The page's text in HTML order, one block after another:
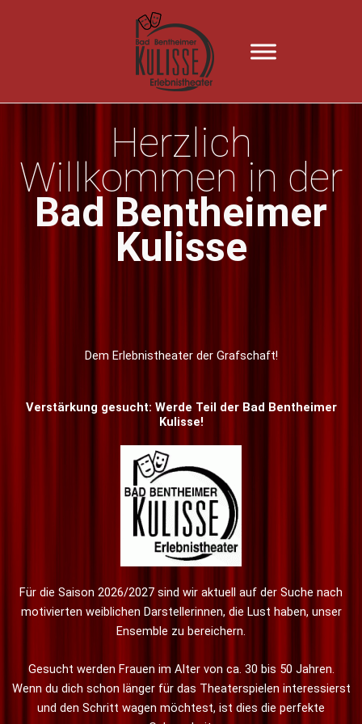
Herzlich
Willkommen in der
Bad Bentheimer
Kulisse
Dem Erlebnistheater der Grafschaft!
Verstärkung gesucht: Werde Teil der Bad Bentheimer
Kulisse!
Für die Saison 2026/2027 sind wir aktuell auf der Suche nach
motivierten weiblichen Darstellerinnen, die Lust haben, unser
Ensemble zu bereichern.
Gesucht werden Frauen im Alter von ca. 30 bis 50 Jahren.
Wenn du dich schon länger für das Theaterspielen interessierst
und den Schritt wagen möchtest, ist dies die perfekte